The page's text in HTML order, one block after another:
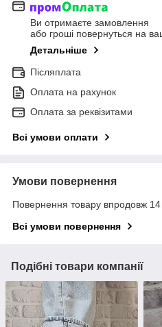
Ви отримаєте замовлення
або гроші повернуться на
Детальніше
Післяплата
Оплата на рахунок
Оплата за реквізитами
Всі умови оплати
Умови повернення
Повернення товару впродовж 14
Всі умови повернення
Подібні товари компанії